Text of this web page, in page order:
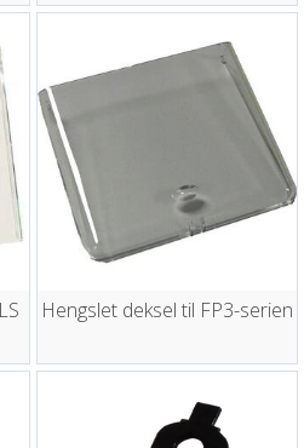
Hengslet deksel til FP3-serien